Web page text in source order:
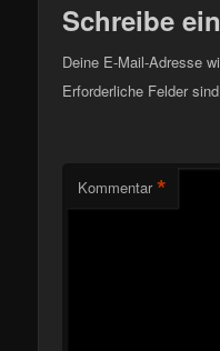
Schreibe
Deine E-Mail-Adresse
Erforderliche Felder
Kommentar *